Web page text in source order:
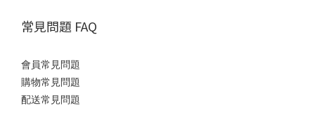
常見問題 FAQ
會員常見問題
購物常見問題
配送常見問題